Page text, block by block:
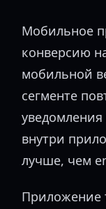
Мобильное
конверсию
мобильной
сегменте
внутри
лучше, чем
Приложение